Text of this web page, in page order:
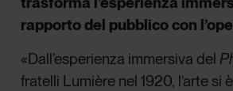
rapporto del pubblico con
«Dall’esperienza immersiva del
fratelli Lumière nel 1920, l’arte si